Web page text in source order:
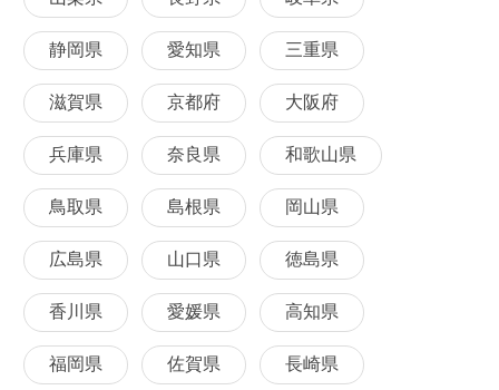
静岡県 愛知県 三重県
滋賀県 京都府 大阪府
兵庫県 奈良県 和歌山県
鳥取県 島根県 岡山県
広島県 山口県 徳島県
香川県 愛媛県 高知県
福岡県 佐賀県 長崎県